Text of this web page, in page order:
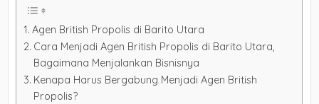
Agen British Propolis di Barito Utara
Cara Menjadi Agen British Propolis di Barito Utara,
Bagaimana Menjalankan Bisnisnya
Kenapa Harus Bergabung Menjadi Agen British
Propolis?